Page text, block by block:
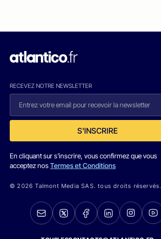
RECEVEZ NOTRE NEWSLETTER
S'INSCRIRE
En cliquant sur s'inscrire, vous confirmez que vous
acceptez nosTermes et Conditions
© 2026 Talmont Media SAS. tous droits réservés.